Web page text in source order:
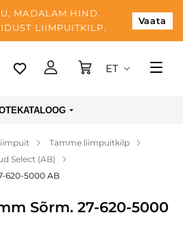
MADALAM HIND.
LIIMPUITKILP.
Vaata
ET
Tamme liimpuitkilp
Select (AB)
620-5000 AB
Sõrm. 27-620-5000